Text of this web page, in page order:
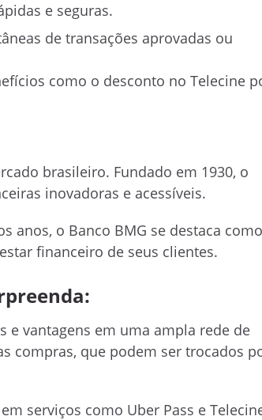
e seguras.
de transações aprovadas ou
como o desconto no Telecine
brasileiro. Fundado em 1930, o
inovadoras e acessíveis.
anos, o Banco BMG se destaca como
financeiro de seus clientes.
e vantagens em uma ampla rede de
compras, que podem ser trocados
serviços como Uber Pass e